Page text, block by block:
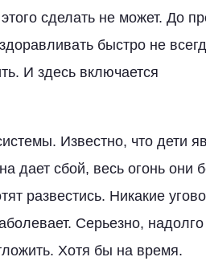
сделать не может. До
быстро не
И здесь включается
Известно, что дети
дает сбой, весь огонь они
развестись. Никакие
Серьезно,
Хотя бы на время.